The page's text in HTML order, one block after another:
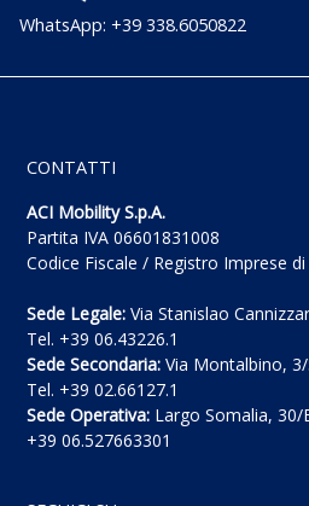
WhatsApp: +39 338.6050822
CONTATTI
ACI Mobility S.p.A.
Partita IVA 06601831008
Codice Fiscale / Registro Imprese
Sede Legale: Via Stanislao
Tel. +39 06.43226.1
Sede Secondaria: Via Montalbino,
Tel. +39 02.66127.1
Sede Operativa: Largo Somalia,
+39 06.527663301